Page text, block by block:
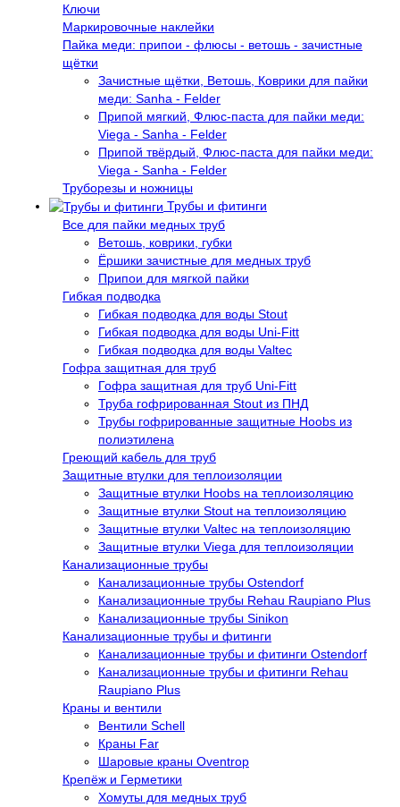
Ключи
Маркировочные наклейки
Пайка меди: припои - флюсы - ветошь - зачистные
щётки
Зачистные щётки, Ветошь, Коврики для пайки
меди: Sanha - Felder
Припой мягкий, Флюс-паста для пайки меди:
Viega - Sanha - Felder
Припой твёрдый, Флюс-паста для пайки меди:
Viega - Sanha - Felder
Труборезы и ножницы
Трубы и фитинги
Все для пайки медных труб
Ветошь, коврики, губки
Ёршики зачистные для медных труб
Припои для мягкой пайки
Гибкая подводка
Гибкая подводка для воды Stout
Гибкая подводка для воды Uni-Fitt
Гибкая подводка для воды Valtec
Гофра защитная для труб
Гофра защитная для труб Uni-Fitt
Труба гофрированная Stout из ПНД
Трубы гофрированные защитные Hoobs из
полиэтилена
Греющий кабель для труб
Защитные втулки для теплоизоляции
Защитные втулки Hoobs на теплоизоляцию
Защитные втулки Stout на теплоизоляцию
Защитные втулки Valtec на теплоизоляцию
Защитные втулки Viega для теплоизоляции
Канализационные трубы
Канализационные трубы Ostendorf
Канализационные трубы Rehau Raupiano Plus
Канализационные трубы Sinikon
Канализационные трубы и фитинги
Канализационные трубы и фитинги Ostendorf
Канализационные трубы и фитинги Rehau
Raupiano Plus
Краны и вентили
Вентили Schell
Краны Far
Шаровые краны Oventrop
Крепёж и Герметики
Хомуты для медных труб